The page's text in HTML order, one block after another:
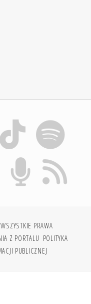
PRAWA
Z PORTALU POLITYKA
PUBLICZNEJ